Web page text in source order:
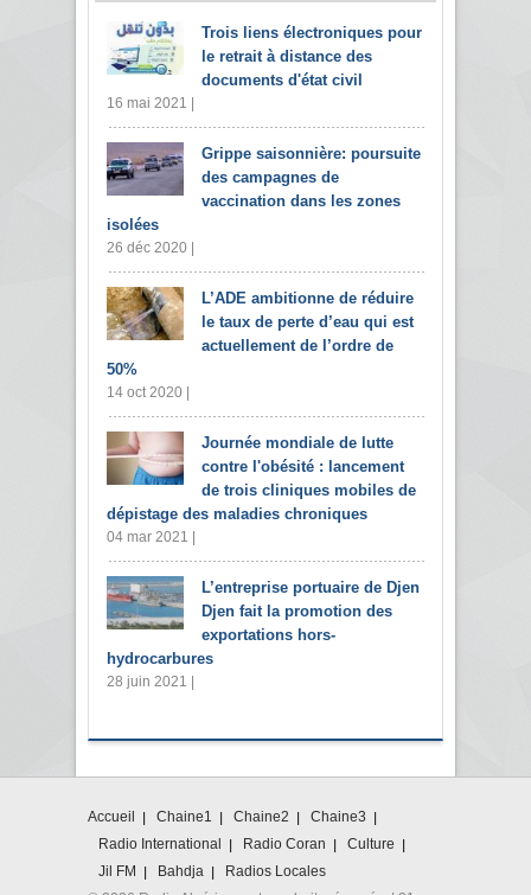
Trois liens électroniques pour
le retrait à distance des
documents d'état civil
16 mai 2021 |
Grippe saisonnière: poursuite
des campagnes de
vaccination dans les zones
isolées
26 déc 2020 |
L’ADE ambitionne de réduire
le taux de perte d’eau qui est
actuellement de l’ordre de
50%
14 oct 2020 |
Journée mondiale de lutte
contre l'obésité : lancement
de trois cliniques mobiles de
dépistage des maladies chroniques
04 mar 2021 |
L’entreprise portuaire de Djen
Djen fait la promotion des
exportations hors-
hydrocarbures
28 juin 2021 |
Accueil Chaine1 Chaine2
Chaine3
Radio International
Radio Coran
Culture
Jil FM
Bahdja
Radios Locales